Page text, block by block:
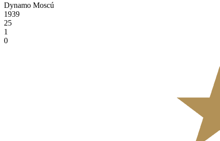
Dynamo Moscú
1939
25
1
0